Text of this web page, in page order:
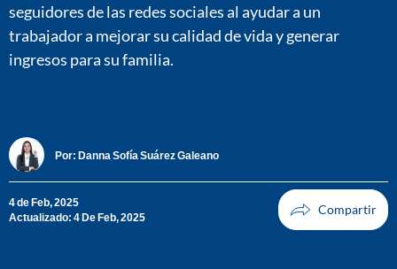
seguidores de las redes sociales al ayudar a un
trabajador a mejorar su calidad de vida y generar
ingresos para su familia.
Por: Danna Sofía Suárez Galeano
4 de Feb, 2025
Actualizado: 4 De Feb, 2025